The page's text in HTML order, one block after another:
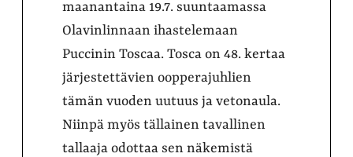
maanantaina 19.7. suuntaamassa
Olavinlinnaan ihastelemaan
Puccinin Toscaa. Tosca on 48. kertaa
järjestettävien oopperajuhlien
tämän vuoden uutuus ja vetonaula.
Niinpä myös tällainen tavallinen
tallaaja odottaa sen näkemistä